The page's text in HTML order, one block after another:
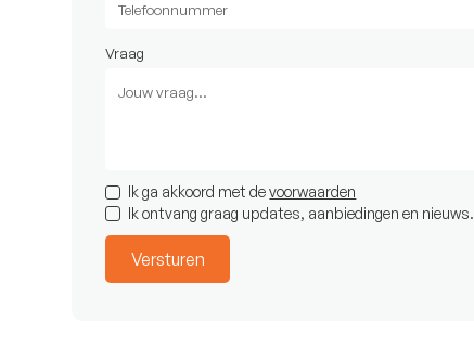
Vraag
Ik ga akkoord met devoorwaarden
Ik ontvang graag updates, aanbiedingen en nieuws.